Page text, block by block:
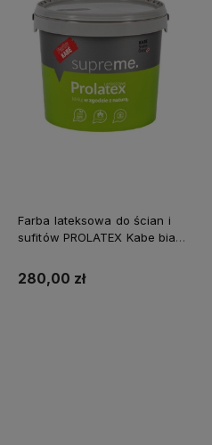
Farba lateksowa do ścian i
sufitów PROLATEX Kabe biała
matowa
280,00 zł